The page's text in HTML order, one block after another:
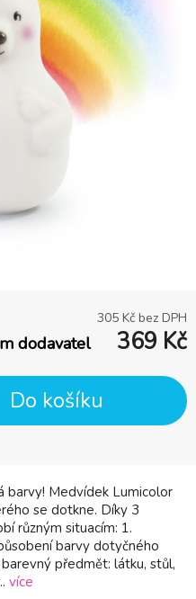
barvy! Medvídek Lumicolor
se dotkne. Díky 3
různým situacím: 1.
barvy dotyčného
předmět: látku, stůl,
více
305 Kč bez DPH
dodavatel 369 Kč
Do košíku